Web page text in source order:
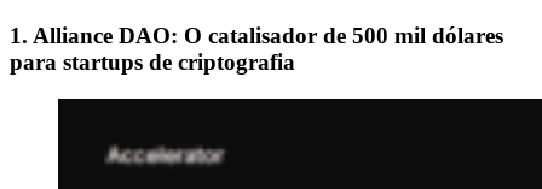
1. Alliance DAO: O catalisador de 500 mil dólares
para startups de criptografia